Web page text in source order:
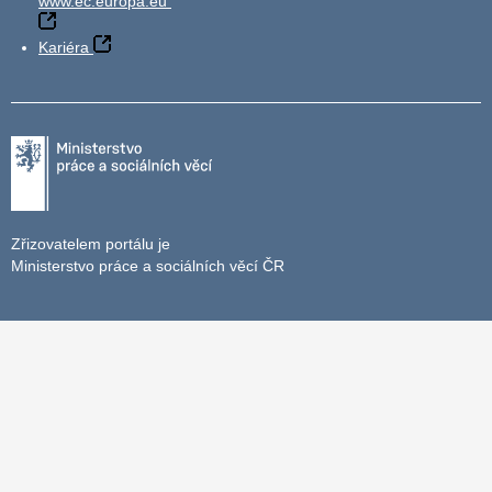
Kariéra
Zřizovatelem portálu je
Ministerstvo práce a sociálních věcí ČR